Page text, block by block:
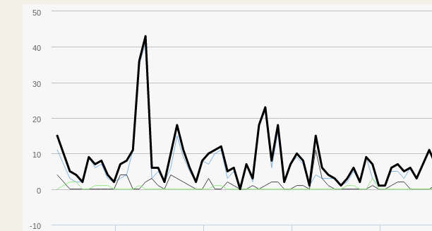
-10
0
10
20
30
40
50